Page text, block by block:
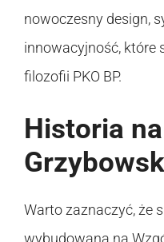
nowoczesny design,
innowacyjność, które
filozofii PKO BP.
Historia
Warto zaznaczyć, że
wybudowana na